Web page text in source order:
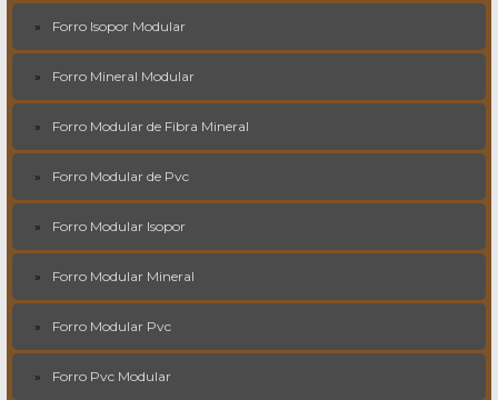
Forro Isopor Modular
Forro Mineral Modular
Forro Modular de Fibra Mineral
Forro Modular de Pvc
Forro Modular Isopor
Forro Modular Mineral
Forro Modular Pvc
Forro Pvc Modular